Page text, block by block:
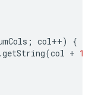
; col++)
{
.getString(col + 1